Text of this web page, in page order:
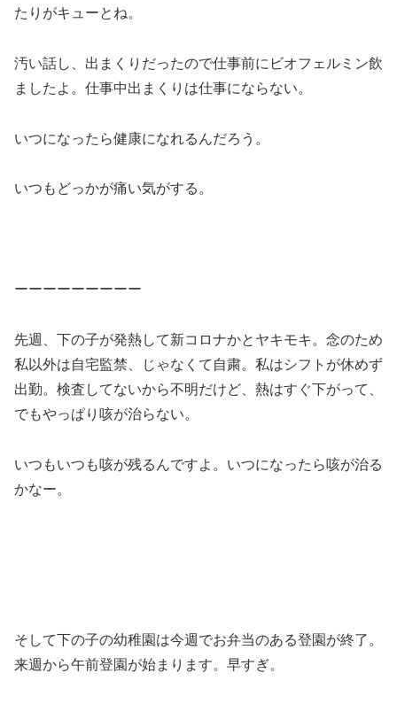
たりがキューとね。
汚い話し、出まくりだったので仕事前にビオフェルミン飲
ましたよ。仕事中出まくりは仕事にならない。
いつになったら健康になれるんだろう。
いつもどっかが痛い気がする。
ーーーーーーーーー
先週、下の子が発熱して新コロナかとヤキモキ。念のため
私以外は自宅監禁、じゃなくて自粛。私はシフトが休めず
出勤。検査してないから不明だけど、熱はすぐ下がって、
でもやっぱり咳が治らない。
いつもいつも咳が残るんですよ。いつになったら咳が治る
かなー。
そして下の子の幼稚園は今週でお弁当のある登園が終了。
来週から午前登園が始まります。早すぎ。